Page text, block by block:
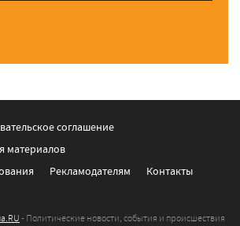
соглашение
материалов
Рекламодателям Контакты
- Политические новости, события и происшествия